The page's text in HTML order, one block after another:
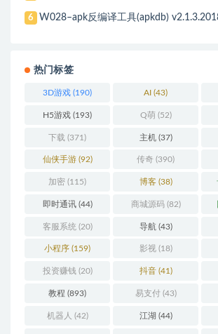
6 W028–apk反编译工具(apkdb)
热门标签
3D游戏 (190) AI (43)
H5游戏 (193) Q萌(52)
下载 (371) 主机(37)
仙侠手游(92) 传奇 (390)
加密 (115) 博客(38)
即时通讯(44) 商城源码(82)
客服系统 (20) 导航(43)
小程序 (159) 影视(18)
投资赚钱 (20) 抖音(41)
教程 (893) 易支付(43)
机器人 (42) 江湖 (44)